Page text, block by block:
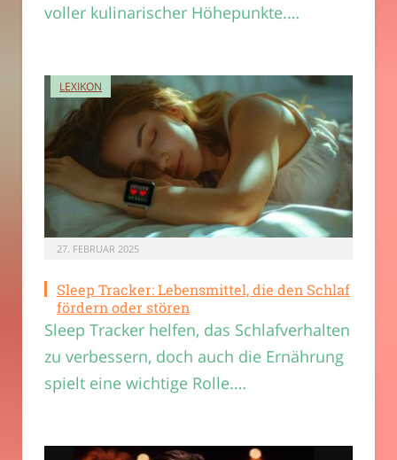
voller kulinarischer Höhepunkte.…
LEXIKON
27. FEBRUAR 2025
Sleep Tracker: Lebensmittel, die den Schlaf
fördern oder stören
Sleep Tracker helfen, das Schlafverhalten
zu verbessern, doch auch die Ernährung
spielt eine wichtige Rolle.…